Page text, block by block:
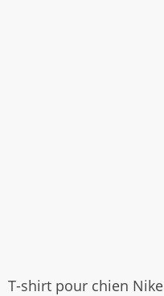
T-shirt pour chien Nike